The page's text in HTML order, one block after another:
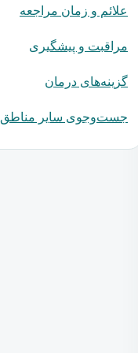
علائم و زمان مراجعه
مراقبت و پیشگیری
گزینه‌های درمان
جست‌وجوی سایر مناطق